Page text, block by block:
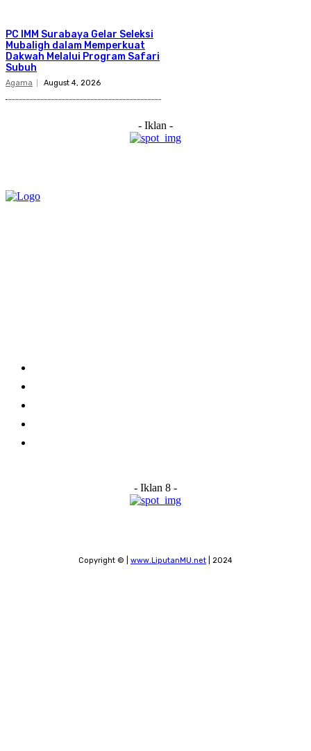
PC IMM Surabaya Gelar Seleksi
Mubaligh dalam Memperkuat
Dakwah Melalui Program Safari
Subuh
Agama August 4, 2026
- Iklan -
- Iklan 8 -
Copyright © | www.LiputanMU.net | 2024